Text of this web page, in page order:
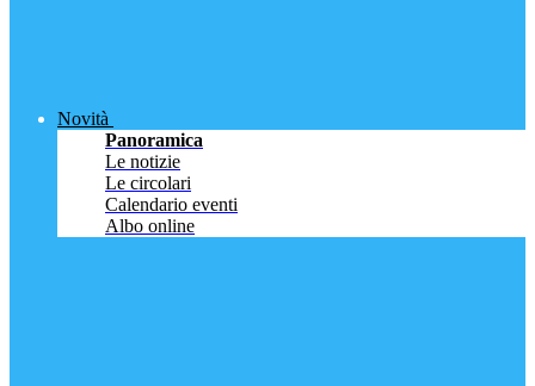
Novità
Panoramica
Le notizie
Le circolari
Calendario eventi
Albo online